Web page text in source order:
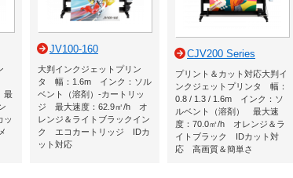
最
ッ
JV100-160
大判インクジェットプリン
タ 幅：1.6m インク：ソル
ベント（溶剤）-カートリッ
ジ 最大速度：62.9㎡/h オ
レンジ＆ライトブラックイン
ク エコカートリッジ IDカ
ット対応
CJV200 Series
プリント＆カット対応大判イ
ンクジェットプリンタ 幅：
0.8 / 1.3 / 1.6m インク：ソ
ルベント（溶剤） 最大速
度：70.0㎡/h オレンジ＆ラ
イトブラック IDカット対
応 高画質＆簡単さ